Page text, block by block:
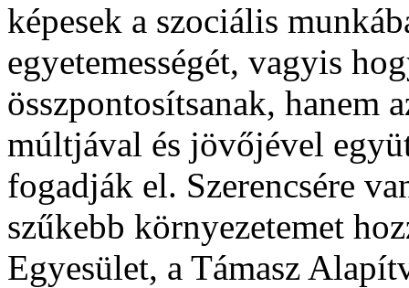
képesek a szociális
egyetemességét, vagyis
összpontosítsanak, hanem
múltjával és jövőjével
fogadják el. Szerencsére
szűkebb környezetemet
Egyesület, a Támasz